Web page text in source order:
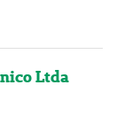
Ltda